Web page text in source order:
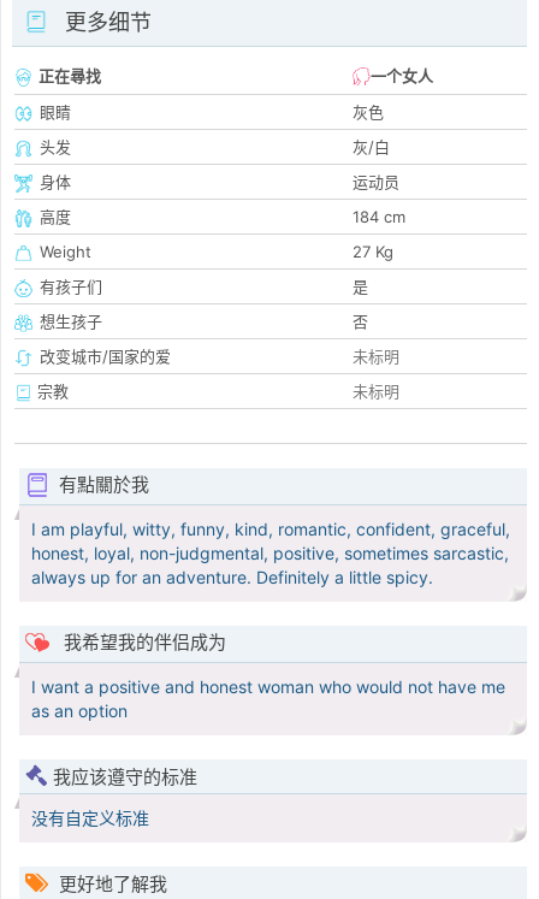
更多细节
正在尋找
一个女人
眼睛
灰色
头发
灰/白
身体
运动员
高度
184 cm
Weight
27 Kg
有孩子们
是
想生孩子
否
改变城市/国家的爱
未标明
宗教
未标明
有點關於我
I am playful, witty, funny, kind, romantic, confident, graceful,
honest, loyal, non-judgmental, positive, sometimes sarcastic,
always up for an adventure. Definitely a little spicy.
我希望我的伴侣成为
I want a positive and honest woman who would not have me
as an option
我应该遵守的标准
没有自定义标准
更好地了解我